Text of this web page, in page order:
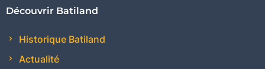
Découvrir Batiland
Historique Batiland
Actualité